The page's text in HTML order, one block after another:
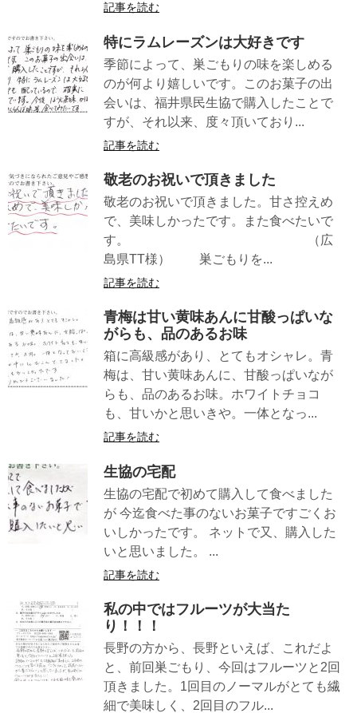
記事を読む
特にラムレーズンは大好きです
季節によって、巣ごもりの味を楽しめる
のが何より嬉しいです。このお菓子の出
会いは、福井県民生協で購入したことで
すが、それ以来、度々頂いており...
記事を読む
敬老のお祝いで頂きました
敬老のお祝いで頂きました。甘さ控えめ
で、美味しかったです。また食べたいで
す。 （広
島県TT様） 巣ごもりを...
記事を読む
青梅は甘い黄味あんに甘酸っぱいな
がらも、品のあるお味
箱に高級感があり、とてもオシャレ。青
梅は、甘い黄味あんに、甘酸っぱいなが
らも、品のあるお味。ホワイトチョコ
も、甘いかと思いきや。一体となっ...
記事を読む
生協の宅配
生協の宅配で初めて購入して食べました
が 今迄食べた事のないお菓子ですごくお
いしかったです。 ネットで又、購入した
いと思いました。 ...
記事を読む
私の中ではフルーツが大当た
り！！！
長野の方から、長野といえば、これだよ
と、前回巣ごもり、今回はフルーツと2回
頂きました。1回目のノーマルがとても繊
細で美味しく、2回目のフル...